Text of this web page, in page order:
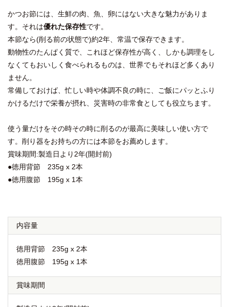
かつお節には、生鮮の肉、魚、卵にはない大きな魅力がありま
す。それは優れた保存性です。
本節なら(削る前の状態で)約2年、常温で保存できます。
動物性のたんぱく質で、これほど保存性が高く、しかも調理をし
なくてもおいしく食べられるものは、世界でもそれほど多くあり
ません。
常備しておけば、忙しい時や体調不良の時に、ご飯にパッとふり
かけるだけで栄養が摂れ、災害時の非常食としても役立ちます。
使う量だけをその時その時に削るのが最高に美味しい使い方で
す。削り器をお持ちの方には本節をお薦めします。
賞味期間:製造日より2年(開封前)
●徳用背節 235g x 2本
●徳用腹節 195g x 1本
内容量
徳用背節 235g x 2本
徳用腹節 195g x 1本
賞味期間